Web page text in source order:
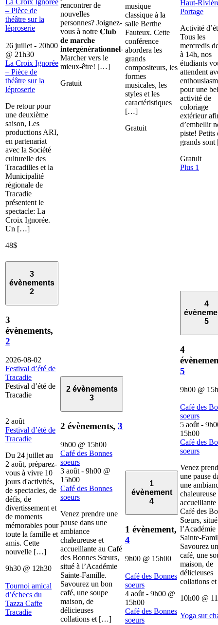
La Croix Ignorée
– Pièce de
théâtre sur la
léproserie
26 juillet - 20h00
@ 21h30
La Croix Ignorée
– Pièce de
théâtre sur la
léproserie
De retour pour
une deuxième
saison, Les
productions ARI,
en partenariat
avec la Société
culturelle des
Tracadilles et la
Municipalité
régionale de
Tracadie
présentent le
spectacle: La
Croix Ignorée.
Un […]
48$
rencontrer de
nouvelles
personnes? Joignez-
vous à notre 𝐂𝐥𝐮𝐛
𝐝𝐞 𝐦𝐚𝐫𝐜𝐡𝐞
𝐢𝐧𝐭𝐞𝐫𝐠é𝐧é𝐫𝐚𝐭𝐢𝐨𝐧𝐧𝐞𝐥-
Marcher vers le
mieux-être! […]
Gratuit
musique
classique à la
salle Berthe
Fauteux. Cette
conférence
abordera les
grands
compositeurs, les
formes
musicales, les
styles et les
caractéristiques
[…]
Gratuit
Haut-
Portage
Activité
Tous les
mercredis
à 14h, nos
étudiants
attendent
pour une
activité de
coloriage
extérieur
d’embellir
piste! Petits
grands
Gratuit
Plus 1
3
évènements
2
3
évènements,
2
2026-08-02
Festival d’été de
Tracadie
Festival d’été de
Tracadie
2 août
Festival d’été de
Tracadie
Du 24 juillet au
2 août, préparez-
vous à vivre 10
jours d'activités,
de spectacles, de
défis, de
divertissement et
de moments
mémorables pour
toute la famille et
amis. Cette
nouvelle […]
9h30 @ 12h30
Tournoi amical
d’échecs du
Tazza Caffe
Tracadie
2 évènements
3
2 évènements, 3
9h00 @ 15h00
Café des Bonnes
soeurs
3 août - 9h00 @
15h00
Café des Bonnes
soeurs
Venez prendre une
pause dans une
ambiance
chaleureuse et
accueillante au Café
des Bonnes Sœurs,
situé à l’Académie
Sainte-Famille.
Savourez un bon
café, une soupe
maison, de
délicieuses
collations et […]
1
évènement
4
1 évènement,
4
9h00 @ 15h00
Café des Bonnes
soeurs
4 août - 9h00 @
15h00
Café des Bonnes
soeurs
4
5
4
5
9h00 @
Café des
soeurs
5 août -
15h00
Café des
soeurs
Venez
une pause
une
chaleureuse
accueillante
Café des
Sœurs,
l’Académie
Sainte-
Savourez
café, une
maison, de
délicieuses
collations
10h00 @
Yoga sur